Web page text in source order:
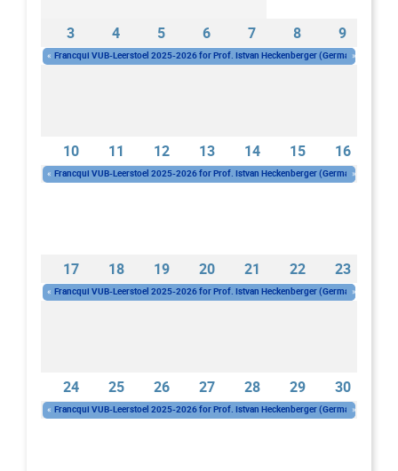
3 4 5 6 7 8 9
« Francqui VUB-Leerstoel 2025-2026 for Prof. Istvan Heckenberger (Germany)
»
10 11 12 13 14 15 16
« Francqui VUB-Leerstoel 2025-2026 for Prof. Istvan Heckenberger (Germany)
»
17 18 19 20 21 22 23
« Francqui VUB-Leerstoel 2025-2026 for Prof. Istvan Heckenberger (Germany)
»
24 25 26 27 28 29 30
« Francqui VUB-Leerstoel 2025-2026 for Prof. Istvan Heckenberger (Germany)
»